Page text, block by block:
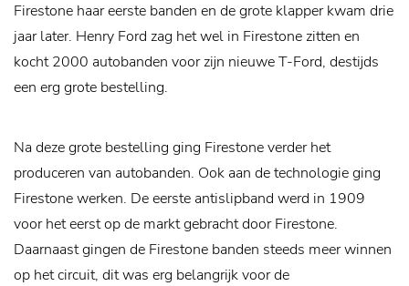
Firestone haar eerste banden en de grote klapper kwam drie
jaar later. Henry Ford zag het wel in Firestone zitten en
kocht 2000 autobanden voor zijn nieuwe T-Ford, destijds
een erg grote bestelling.
Na deze grote bestelling ging Firestone verder het
produceren van autobanden. Ook aan de technologie ging
Firestone werken. De eerste antislipband werd in 1909
voor het eerst op de markt gebracht door Firestone.
Daarnaast gingen de Firestone banden steeds meer winnen
op het circuit, dit was erg belangrijk voor de